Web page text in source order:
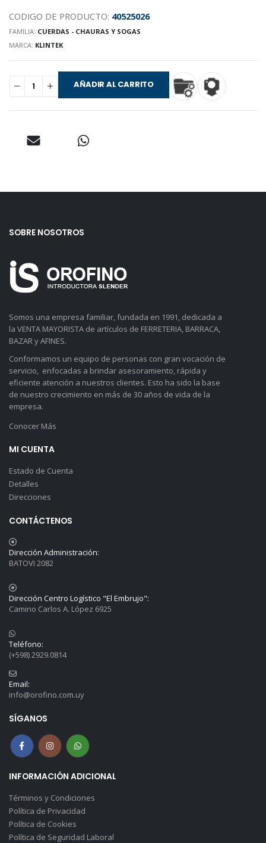
CODIGO DE PRODUCTO: 40525026
FAMILIA: CUERDAS - CHAURAS Y SOGAS
MARCA: KLINTEK
AÑADIR AL CARRITO
SOBRE NOSOTROS
Somos una empresa familiar, fundada en 1991, dedicada a
la VENTA MAYORISTA de artículos de FERRETERIA, BARRACA,
BAZAR y AFINES.
Conformamos un equipo de personas con gran vocación de
servicio, enfocadas a brindar asesoramiento, rápida y
eficiente atención a nuestros clientes. Esto ha sido la base
de nuestro crecimiento en más de 30 años de vida de la
empresa.
Conocer Más
MI CUENTA
Estado de Cuenta
Detalles
Direcciones
CONTÁCTENOS
Dirección Administración:
BATOVI 2082
Dirección Centro Logístico "El Embrujo":
Camino Carlos A. López 6925
Teléfono:
(+598) 2929.0814
Email:
info@orofino.com.uy
SÍGANOS
INFORMACIÓN ADICIONAL
Términos y Condiciones
Política de Privacidad
Política de Cookies
Política de Seguridad Laboral